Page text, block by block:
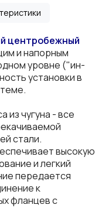
центробежный
и напорным
уровне ("ин-
установки в
из чугуна - все
стали.
высокую
и легкий
передается
к
фланцев с